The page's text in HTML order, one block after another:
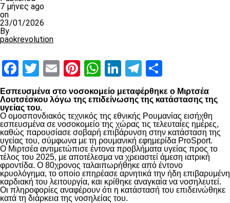
7 μήνες ago
on
23/01/2026
By
paokrevolution
Facebook
Twitter
EmailPinterest
WhatsApp
LinkedIn
Telegram
Εσπευσμένα στο νοσοκομείο μεταφέρθηκε ο Μιρτσέα
Λουτσέσκου λόγω της επιδείνωσης της κατάστασης της
υγείας του.
Ο ομοσπονδιακός τεχνικός της εθνικής Ρουμανίας εισήχθη
εσπευσμένα σε νοσοκομείο της χώρας τις τελευταίες ημέρες,
καθώς παρουσίασε σοβαρή επιβάρυνση στην κατάσταση της
υγείας του, σύμφωνα με τη ρουμανική εφημερίδα ProSport.
Ο Μιρτσέα αντιμετώπισε έντονα προβλήματα υγείας προς το
τέλος του 2025, με αποτέλεσμα να χρειαστεί άμεση ιατρική
φροντίδα. Ο 80χρονος ταλαιπωρήθηκε από έντονο
κρυολόγημα, το οποίο επηρέασε αρνητικά την ήδη επιβαρυμένη
καρδιακή του λειτουργία, και κρίθηκε αναγκαία να νοσηλευτεί.
Οι πληροφορίες αναφέρουν ότι η κατάστασή του επιδεινώθηκε
κατά τη διάρκεια της νοσηλείας του.